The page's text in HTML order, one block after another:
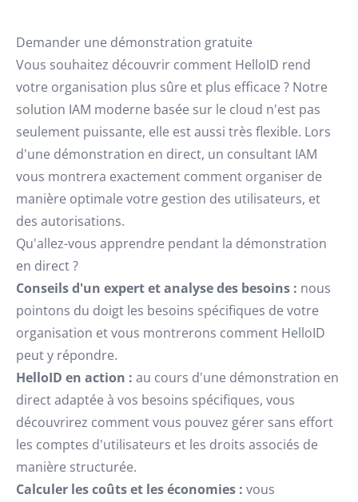
Demander une démonstration gratuite
Vous souhaitez découvrir comment HelloID rend
votre organisation plus sûre et plus efficace ? Notre
solution IAM moderne basée sur le cloud n'est pas
seulement puissante, elle est aussi très flexible. Lors
d'une démonstration en direct, un consultant IAM
vous montrera exactement comment organiser de
manière optimale votre gestion des utilisateurs, et
des autorisations.
Qu'allez-vous apprendre pendant la démonstration
en direct ?
Conseils d'un expert et analyse des besoins : nous
pointons du doigt les besoins spécifiques de votre
organisation et vous montrerons comment HelloID
peut y répondre.
HelloID en action : au cours d'une démonstration en
direct adaptée à vos besoins spécifiques, vous
découvrirez comment vous pouvez gérer sans effort
les comptes d'utilisateurs et les droits associés de
manière structurée.
Calculer les coûts et les économies : vous